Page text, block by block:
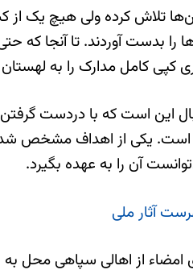
تلاش کرده ولی هیچ یک از
کپی کامل مدارک را به
است. یکی از اهداف مشخص
آن را به عهده بگیرد.
آثار ملی
از اهالی سپاهی محل